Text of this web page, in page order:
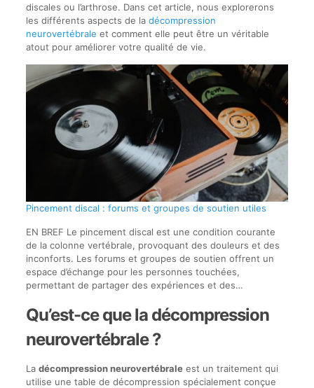
discales ou l’arthrose. Dans cet article, nous explorerons
les différents aspects de la décompression
neurovertébrale et comment elle peut être un véritable
atout pour améliorer votre qualité de vie.
Pincement discal : forums et groupes de soutien utiles
EN BREF Le pincement discal est une condition courante
de la colonne vertébrale, provoquant des douleurs et des
inconforts. Les forums et groupes de soutien offrent un
espace d’échange pour les personnes touchées,
permettant de partager des expériences et des…
Qu’est-ce que la décompression
neurovertébrale ?
La décompression neurovertébraleest un traitement qui
utilise une table de décompression spécialement conçue